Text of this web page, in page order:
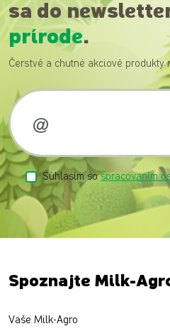
sa do
prírode.
Čerstvé a chutné akciové produkty
Súhlasím sospracovaním
Spoznajte Milk-
Vaše Milk-Agro